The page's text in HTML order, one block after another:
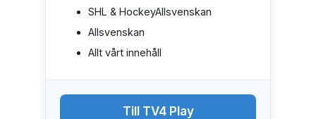
SHL & HockeyAllsvenskan
Allsvenskan
Allt vårt innehåll
Till TV4 Play